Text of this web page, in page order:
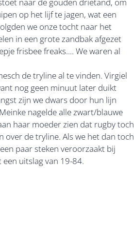
op het lijf te jagen, wat een
we onze tocht naar het
in een grote zandbak afgezet
frisbee freaks.... We waren al
de tryline al te vinden. Virgiel
nog geen minuut later duikt
zijn we dwars door hun lijn
nagelde alle zwart/blauwe
haar moeder zien dat rugby toch
over de tryline. Als we het dan toch
paar steken veroorzaakt bij
uitslag van 19-84.